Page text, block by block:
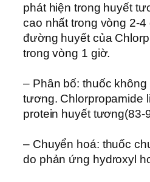
phát hiện trong huyết
cao nhất trong vòng 2-
đường huyết của
trong vòng 1 giờ.
– Phân bố: thuốc
tương. Chlorpropamide
protein huyết tương(83-
– Chuyển hoá: thuốc
do phản ứng hydroxyl